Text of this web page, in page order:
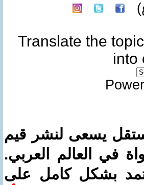
Translate the topic
into
يسعى لنشر قيم
في العالم العربي.
بشكل كامل على